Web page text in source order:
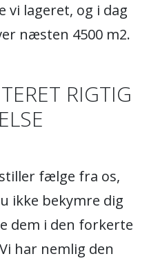
vi lageret, og i dag
næsten 4500 m2.
RIGTIG
fælge fra os,
ikke bekymre dig
dem i den forkerte
har nemlig den